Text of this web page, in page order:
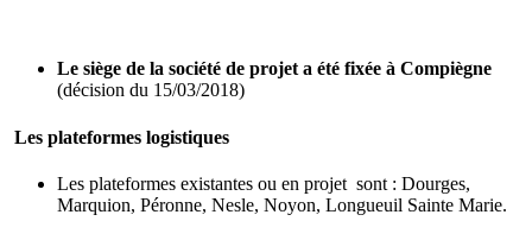
Le siège de la société de projet a été fixée à Compiègne
(décision du 15/03/2018)
Les plateformes logistiques
Les plateformes existantes ou en projet sont : Dourges,
Marquion, Péronne, Nesle, Noyon, Longueuil Sainte Marie.